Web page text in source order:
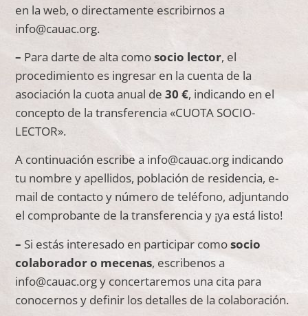
en la web, o directamente escribirnos a
info@cauac.org.
– Para darte de alta comosocio lector, el
procedimiento es ingresar en la cuenta de la
asociación la cuota anual de30 €, indicando en el
concepto de la transferencia «CUOTA SOCIO-
LECTOR».
A continuación escribe a info@cauac.org indicando
tu nombre y apellidos, población de residencia, e-
mail de contacto y número de teléfono, adjuntando
el comprobante de la transferencia y ¡ya está listo!
– Si estás interesado en participar comosocio
colaborador o mecenas, escribenos a
info@cauac.org y concertaremos una cita para
conocernos y definir los detalles de la colaboración.